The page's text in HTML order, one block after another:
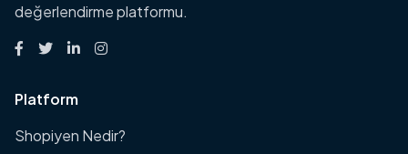
değerlendirme platformu.
Platform
Shopiyen Nedir?